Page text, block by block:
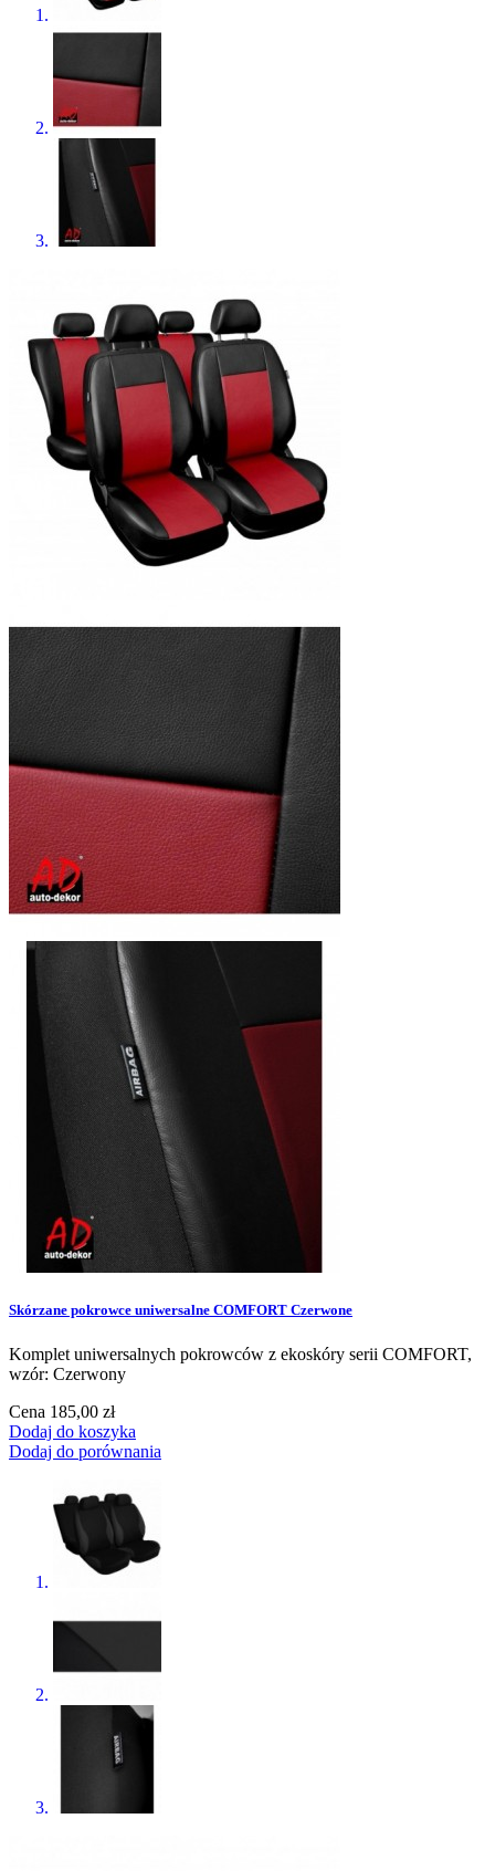
Skórzane pokrowce uniwersalne COMFORT Czerwone
Komplet uniwersalnych pokrowców z ekoskóry serii COMFORT,
wzór: Czerwony
Cena 185,00 zł
Dodaj do koszyka
Dodaj do porównania